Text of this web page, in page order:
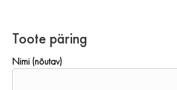
Toote päring
Nimi (nõutav)